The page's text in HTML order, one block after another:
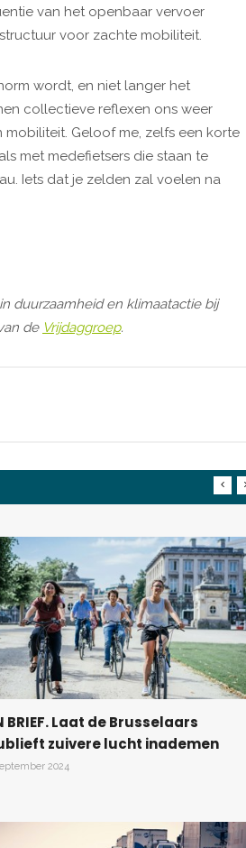
van het openbaar vervoer
voor zachte mobiliteit.
wordt, en niet langer het
collectieve reflexen ons weer
Geloof me, zelfs een korte
met medefietsers die staan te
Iets dat je zelden zal voelen na
duurzaamheid en klimaatactie bij
de Vrijdaggroep.
BRIEF. Laat de Brusselaars
zuivere lucht inademen
2024